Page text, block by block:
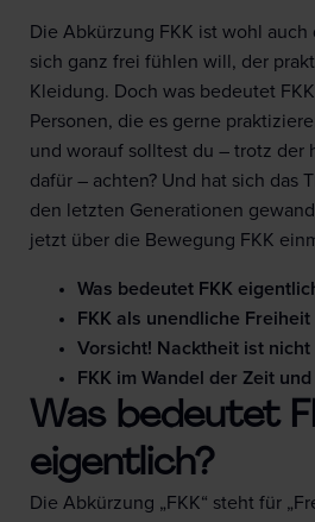
Die Abkürzung FKK ist wohl
sich ganz frei fühlen will, der
Kleidung. Doch was bedeutet
Personen, die es gerne
und worauf solltest du – trotz der
dafür – achten? Und hat sich das
den letzten Generationen
jetzt über die Bewegung FKK
Was bedeutet FKK
FKK als unendliche Freiheit
Vorsicht! Nacktheit ist
FKK im Wandel der Zeit
Was bedeutet
eigentlich?
Die Abkürzung „FKK“ steht für